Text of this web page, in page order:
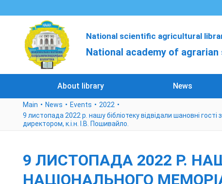
National scientific agricultural
National academy of
About library News
Main News Events
2022
9 листопада 2022 р. нашу бібліотеку відвідали шановні
директором, к.і.н. І.В. Пошивайло.
9 ЛИСТОПАДА 2022 Р.
НАЦІОНАЛЬНОГО